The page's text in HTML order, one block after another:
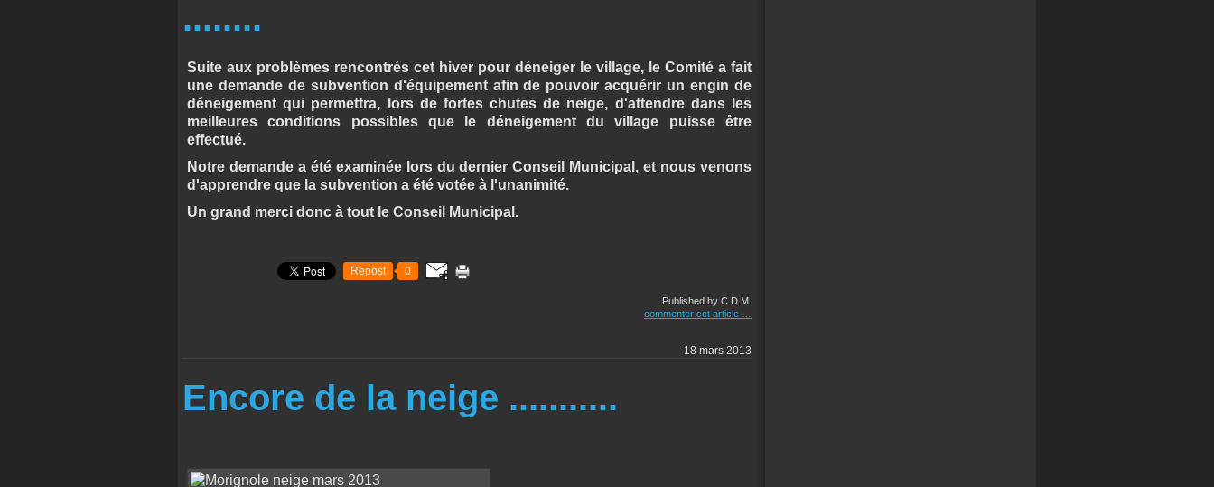
........
Suite aux problèmes rencontrés cet hiver pour déneiger le village, le Comité a fait
une demande de subvention d'équipement afin de pouvoir acquérir un engin de
déneigement qui permettra, lors de fortes chutes de neige, d'attendre dans les
meilleures conditions possibles que le déneigement du village puisse être
effectué.
Notre demande a été examinée lors du dernier Conseil Municipal, et nous venons
d'apprendre que la subvention a été votée à l'unanimité.
Un grand merci donc à tout le Conseil Municipal.
Repost 0
Published by C.D.M.
commenter cet article
18 mars 2013
Encore de la neige ...........